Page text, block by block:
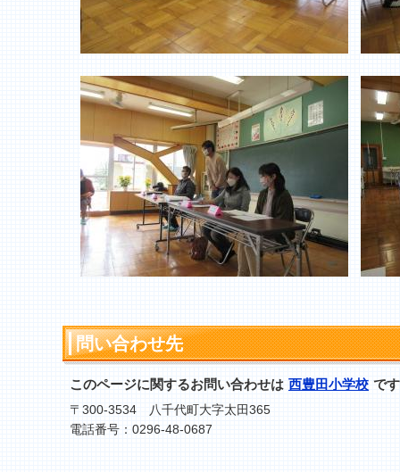
問い合わせ先
このページに関するお問い合わせは 西豊田小学校 で
〒300-3534 八千代町大字太田365
電話番号：0296-48-0687